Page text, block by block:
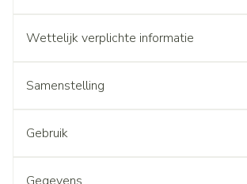
Wettelijk verplichte informatie
Samenstelling
Gebruik